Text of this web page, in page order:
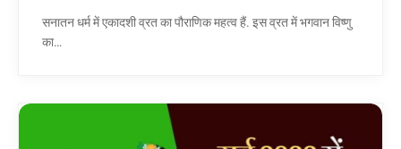
सनातन धर्म में एकादशी व्रत का पौराणिक महत्व हैं. इस व्रत में भगवान विष्णु
का…